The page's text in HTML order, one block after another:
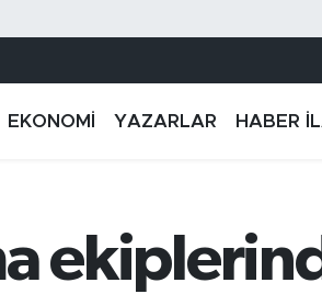
EKONOMİ YAZARLAR HABER